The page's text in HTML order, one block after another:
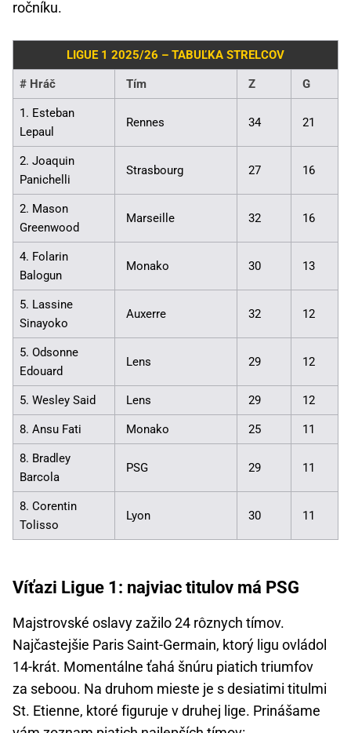
ročníku.
LIGUE 1 2025/26 – TABUĽKA STRELCOV
# Hráč Tím Z G
1. Esteban
Lepaul
Rennes 34 21
2. Joaquin
Panichelli
Strasbourg 27 16
2. Mason
Greenwood
Marseille 32 16
4. Folarin
Balogun
Monako 30 13
5. Lassine
Sinayoko
Auxerre 32 12
5. Odsonne
Edouard
Lens 29 12
5. Wesley Said Lens 29 12
8. Ansu Fati Monako 25 11
8. Bradley
Barcola
PSG 29 11
8. Corentin
Tolisso
Lyon 30 11
Víťazi Ligue 1: najviac titulov má PSG
Majstrovské oslavy zažilo 24 rôznych tímov.
Najčastejšie Paris Saint-Germain, ktorý ligu ovládol
14-krát. Momentálne ťahá šnúru piatich triumfov
za seboou. Na druhom mieste je s desiatimi titulmi
St. Etienne, ktoré figuruje v druhej lige. Prinášame